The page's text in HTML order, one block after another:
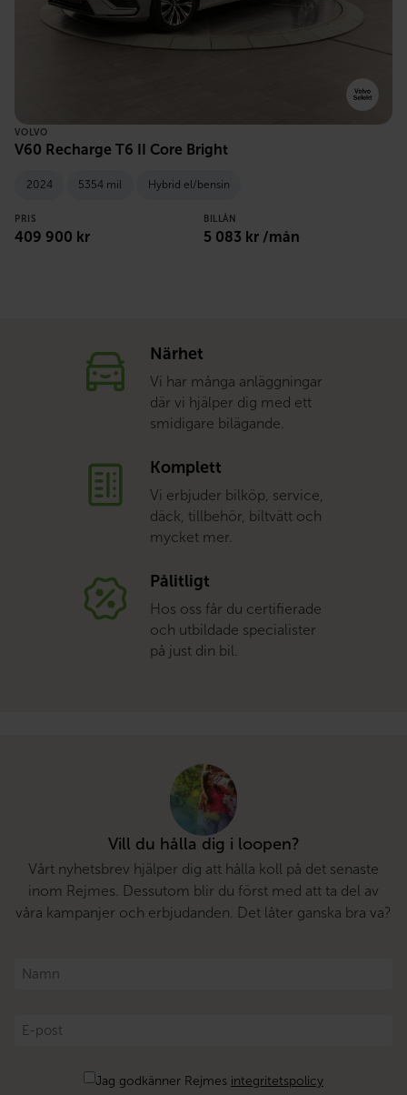
VOLVO
V60 Recharge T6 II Core Bright
2024 5354 mil Hybrid el/bensin
PRIS
409 900 kr
BILLÅN
5 083 kr /mån
Närhet
Vi har många anläggningar
där vi hjälper dig med ett
smidigare bilägande.
Komplett
Vi erbjuder bilköp, service,
däck, tillbehör, biltvätt och
mycket mer.
Pålitligt
Hos oss får du certifierade
och utbildade specialister
på just din bil.
Vill du hålla dig i loopen?
Vårt nyhetsbrev hjälper dig att hålla koll på det senaste
inom Rejmes. Dessutom blir du först med att ta del av
våra kampanjer och erbjudanden. Det låter ganska bra va?
Namn
E-
post
Jag godkänner Rejmes integritetspolicy